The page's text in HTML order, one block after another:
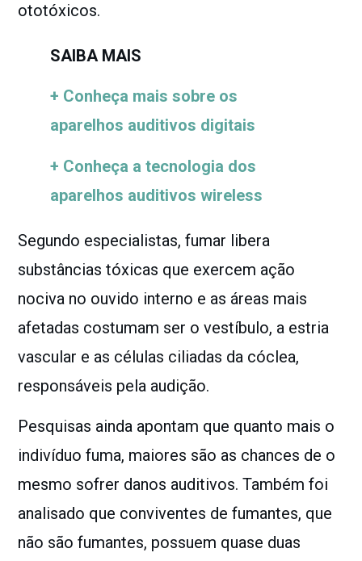
ototóxicos.
SAIBA MAIS
+ Conheça mais sobre os
aparelhos auditivos digitais
+ Conheça a tecnologia dos
aparelhos auditivos wireless
Segundo especialistas, fumar libera
substâncias tóxicas que exercem ação
nociva no ouvido interno e as áreas mais
afetadas costumam ser o vestíbulo, a estria
vascular e as células ciliadas da cóclea,
responsáveis pela audição.
Pesquisas ainda apontam que quanto mais o
indivíduo fuma, maiores são as chances de o
mesmo sofrer danos auditivos. Também foi
analisado que conviventes de fumantes, que
não são fumantes, possuem quase duas